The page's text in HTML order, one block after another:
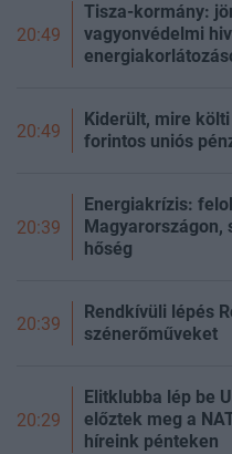
20:49
Tisza-kormány:
vagyonvédelmi
20:49
Kiderült, mire
forintos uniós
20:39
Energiakrízis:
Magyarországon,
hőség
20:39
Rendkívüli lépés
szénerőműveket
20:29
Elitklubba lép be
előztek meg a
híreink pénteken